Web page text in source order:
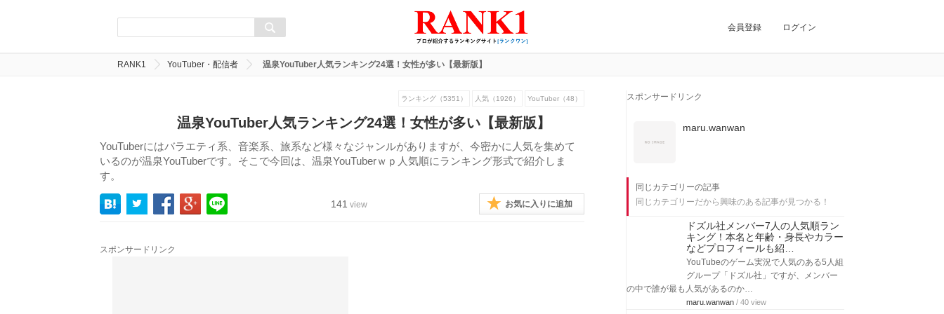
会員登録 ログイン
RANK1 YouTuber・配信者 温泉YouTuber人気ランキング24選！女性が多い【最新版】
ランキング（5351） 人気（1926） YouTuber（48）
温泉YouTuber人気ランキング24選！女性が多い【最新版】
YouTuberにはバラエティ系、音楽系、旅系など様々なジャンルがありますが、今密かに人気を集めて
いるのが温泉YouTuberです。そこで今回は、温泉YouTuberｗｐ人気順にランキング形式で紹介しま
す。
141 view お気に入りに追加
スポンサードリンク
スポンサードリンク
maru.wanwan
同じカテゴリーの記事
同じカテゴリーだから興味のある記事が見つかる！
ドズル社メンバー7人の人気順ラン
キング！本名と年齢・身長やカラー
などプロフィールも紹…
YouTubeのゲーム実況で人気のある5人組
グループ「ドズル社」ですが、メンバー
の中で誰が最も人気があるのか…
maru.wanwan / 40 view